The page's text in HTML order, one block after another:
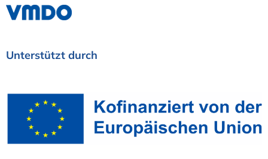
Unterstützt durch